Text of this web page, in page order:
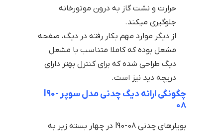
حرارت و نشت گاز به درون موتورخانه
جلوگیری میکند.
از دیگر موارد مهم بکار رفته در دیگ، صفحه
مشعل بوده که کاملا متناسب با مشعل
دیگ طراحی شده که برای کنترل بهتر دارای
دریچه دید نیز است.
چگونگی ارائه دیگ چدنی مدل سوپر l90-
08
بویلرهای چدنی l90-08 در چهار بسته زیر به